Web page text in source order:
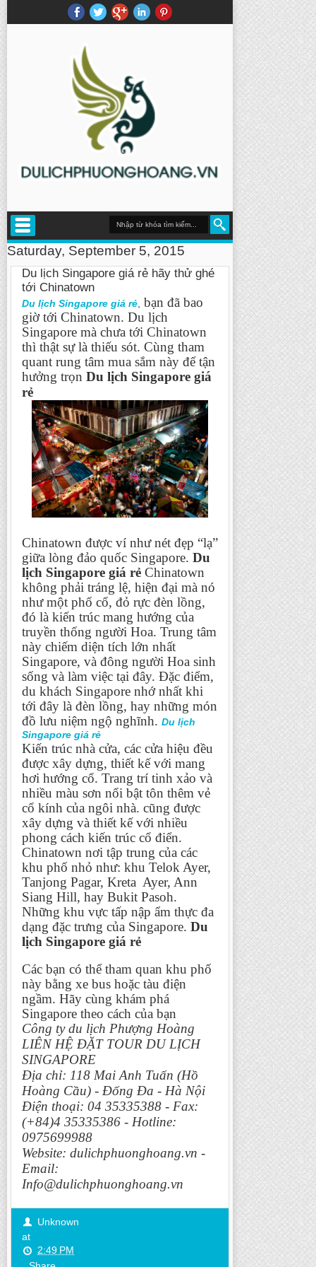
Saturday, September 5, 2015
Du lịch Singapore giá rẻ hãy thử ghé
tới Chinatown
Du lịch Singapore giá rẻ bạn đã bao
giờ tới Chinatown. Du lịch
Singapore mà chưa tới Chinatown
thì thật sự là thiếu sót. Cùng tham
quant rung tâm mua sắm này để tận
hưởng trọn Du lịch Singapore giá
rẻ
Chinatown được ví như nét đẹp “lạ”
giữa lòng đảo quốc Singapore. Du
lịch Singapore giá rẻ Chinatown
không phải tráng lệ, hiện đại mà nó
như một phố cổ, đỏ rực đèn lồng,
đó là kiến trúc mang hướng của
truyền thống người Hoa. Trung tâm
này chiếm diện tích lớn nhất
Singapore, và đông người Hoa sinh
sống và làm việc tại đây. Đặc điểm,
du khách Singapore nhớ nhất khi
tới đây là đèn lồng, hay những món
đồ lưu niệm ngộ nghĩnh. Du lịch
Singapore giá rẻ
Kiến trúc nhà cửa, các cửa hiệu đều
được xây dựng, thiết kế với mang
hơi hướng cổ. Trang trí tinh xảo và
nhiều màu sơn nổi bật tôn thêm vẻ
cổ kính của ngôi nhà. cũng được
xây dựng và thiết kế với nhiều
phong cách kiến trúc cổ điển.
Chinatown nơi tập trung của các
khu phố nhỏ như: khu Telok Ayer,
Tanjong Pagar, Kreta Ayer, Ann
Siang Hill, hay Bukit Pasoh.
Những khu vực tấp nập ẩm thực đa
dạng đặc trưng của Singapore. Du
lịch Singapore giá rẻ
Các bạn có thể tham quan khu phố
này bằng xe bus hoặc tàu điện
ngầm. Hãy cùng khám phá
Singapore theo cách của bạn
Công ty du lịch Phượng Hoàng
LIÊN HỆ ĐẶT TOUR DU LỊCH
SINGAPORE
Địa chỉ: 118 Mai Anh Tuấn (Hồ
Hoàng Cầu) - Đống Đa - Hà Nội
Điện thoại: 04 35335388 - Fax:
(+84)4 35335386 - Hotline:
0975699988
Website: dulichphuonghoang.vn -
Email:
Info@dulichphuonghoang.vn
Unknown
at
2:49 PM